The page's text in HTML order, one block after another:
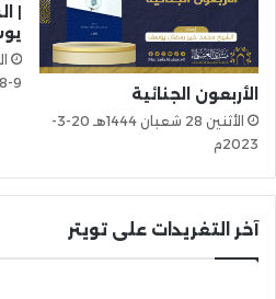
الأربعون الجنائية
الأثنين 28 شعبان 1444هـ 20-3-
2023م
|
9-2018م
آخر التغريدات على تويتر